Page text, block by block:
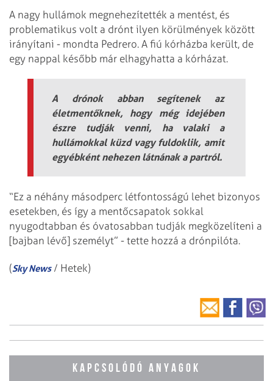
A nagy hullámok megnehezítették a mentést, és
problematikus volt a drónt ilyen körülmények között
irányítani - mondta Pedrero. A fiú kórházba került, de
egy nappal később már elhagyhatta a kórházat.
A drónok abban segítenek az
életmentőknek, hogy még idejében
észre tudják venni, ha valaki a
hullámokkal küzd vagy fuldoklik, amit
egyébként nehezen látnának a partról.
“Ez a néhány másodperc létfontosságú lehet bizonyos
esetekben, és így a mentőcsapatok sokkal
nyugodtabban és óvatosabban tudják megközelíteni a
[bajban lévő] személyt” - tette hozzá a drónpilóta.
(Sky News/ Hetek)
KAPCSOLÓDÓ ANYAGOK